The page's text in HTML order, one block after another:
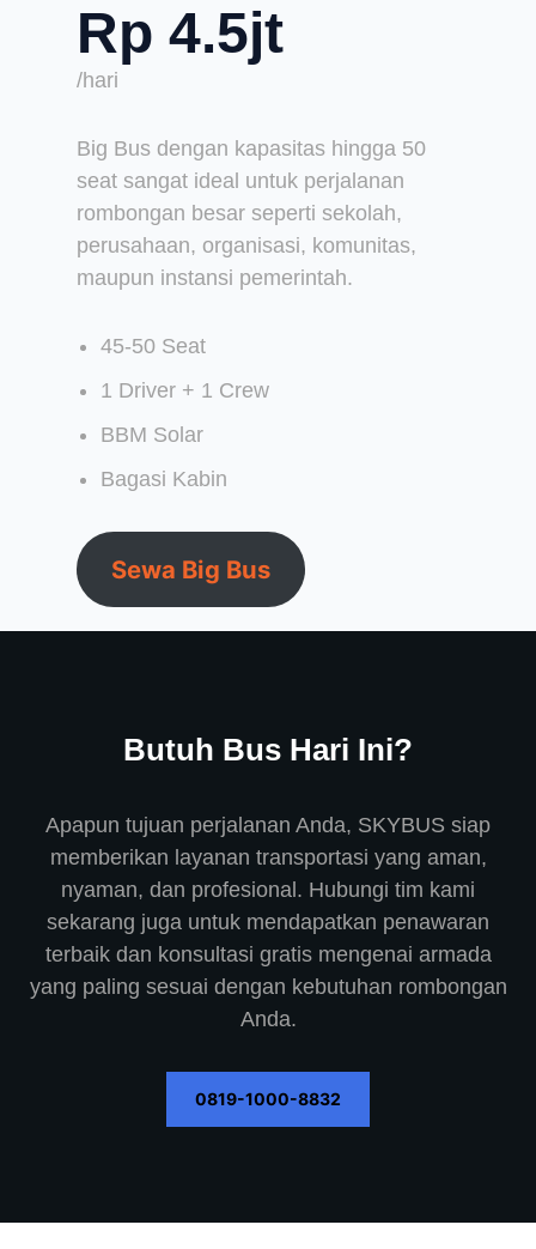
Rp 4.5jt
/hari
Big Bus dengan kapasitas hingga 50
seat sangat ideal untuk perjalanan
rombongan besar seperti sekolah,
perusahaan, organisasi, komunitas,
maupun instansi pemerintah.
45-50 Seat
1 Driver + 1 Crew
BBM Solar
Bagasi Kabin
Sewa Big Bus
Butuh Bus Hari Ini?
Apapun tujuan perjalanan Anda, SKYBUS siap
memberikan layanan transportasi yang aman,
nyaman, dan profesional. Hubungi tim kami
sekarang juga untuk mendapatkan penawaran
terbaik dan konsultasi gratis mengenai armada
yang paling sesuai dengan kebutuhan rombongan
Anda.
0819-1000-8832